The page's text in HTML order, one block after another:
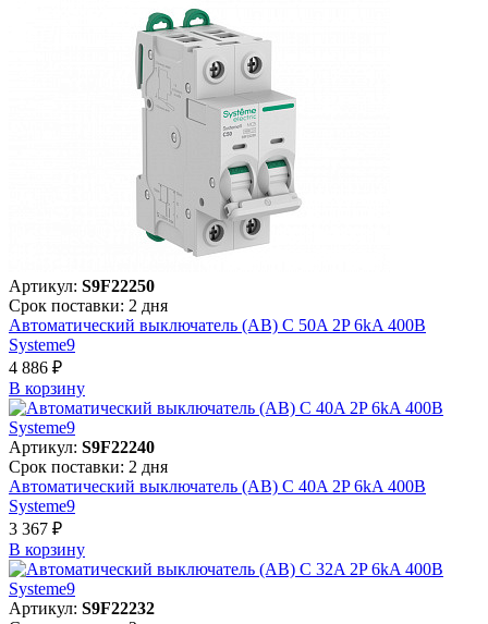
Артикул: S9F22250
Срок поставки: 2 дня
Автоматический выключатель (АВ) C 50A 2P 6kA 400В
Systeme9
4 886 ₽
В корзинy
Артикул: S9F22240
Срок поставки: 2 дня
Автоматический выключатель (АВ) C 40A 2P 6kA 400В
Systeme9
3 367 ₽
В корзинy
Артикул: S9F22232